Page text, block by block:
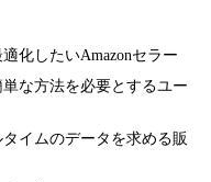
化したいAmazonセラー
な方法を必要とするユー
イムのデータを求める販